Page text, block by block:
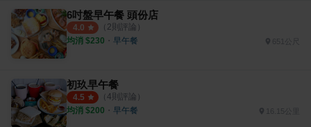
6吋盤早午餐 頭份店
4.0 （ 2則評論）
均消 $230 ・ 早午餐 651公尺
初玖早午餐
4.5 （ 4則評論）
均消 $200 ・ 早午餐 16.15公里